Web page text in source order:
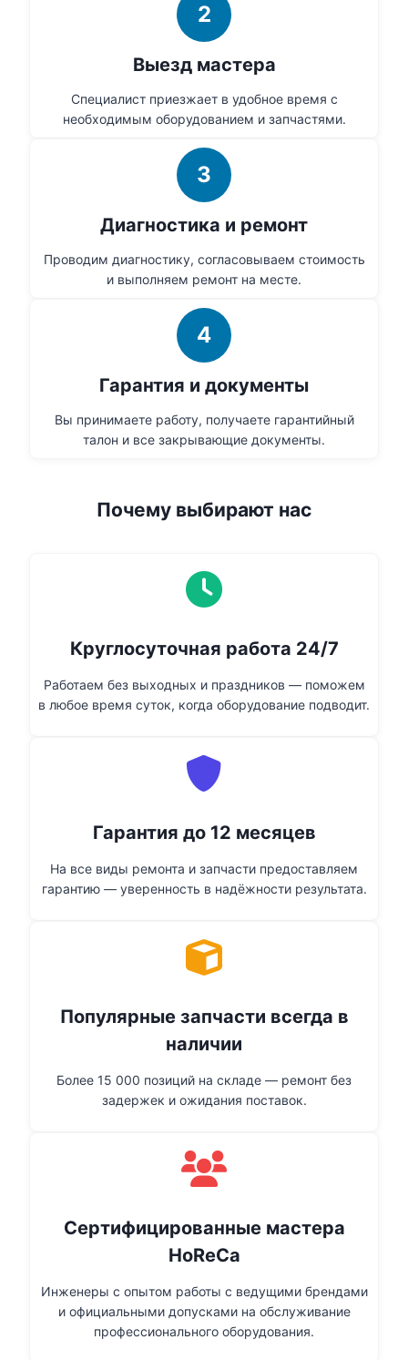
2
Выезд мастера
Специалист приезжает в удобное время с
необходимым оборудованием и запчастями.
3
Диагностика и ремонт
Проводим диагностику, согласовываем стоимость
и выполняем ремонт на месте.
4
Гарантия и документы
Вы принимаете работу, получаете гарантийный
талон и все закрывающие документы.
Почему выбирают нас
Круглосуточная работа 24/7
Работаем без выходных и праздников — поможем
в любое время суток, когда оборудование подводит.
Гарантия до 12 месяцев
На все виды ремонта и запчасти предоставляем
гарантию — уверенность в надёжности результата.
Популярные запчасти всегда в
наличии
Более 15 000 позиций на складе — ремонт без
задержек и ожидания поставок.
Сертифицированные мастера
HoReCa
Инженеры с опытом работы с ведущими брендами
и официальными допусками на обслуживание
профессионального оборудования.